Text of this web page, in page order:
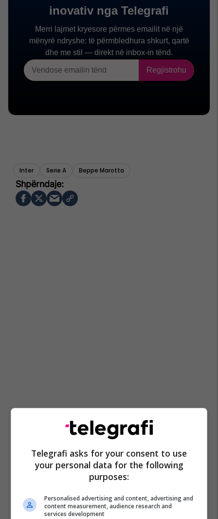
Inter Serie A Beppe Marotta
Promo
Telegrafi asks for your consent to use
your personal data for the following
purposes:
Personalised advertising and content, advertising and
content measurement, audience research and
services development